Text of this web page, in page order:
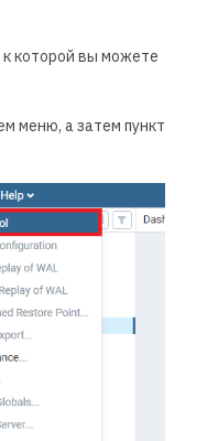
которой вы можете
меню, а затем пункт